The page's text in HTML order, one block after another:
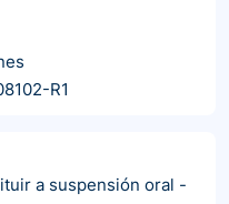
R1
a suspensión oral -